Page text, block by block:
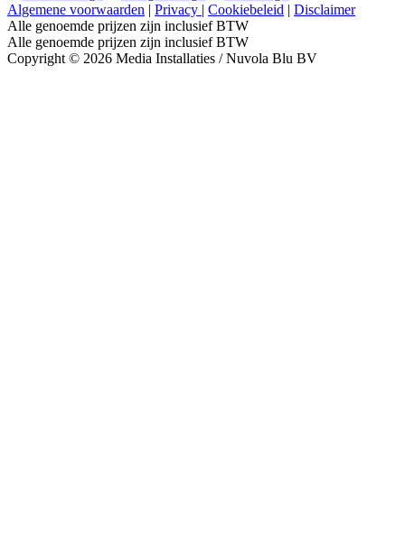
Algemene voorwaarden | Privacy | Cookiebeleid | Disclaimer
Alle genoemde prijzen zijn inclusief BTW
Alle genoemde prijzen zijn inclusief BTW
Copyright © 2026 Media Installaties / Nuvola Blu BV